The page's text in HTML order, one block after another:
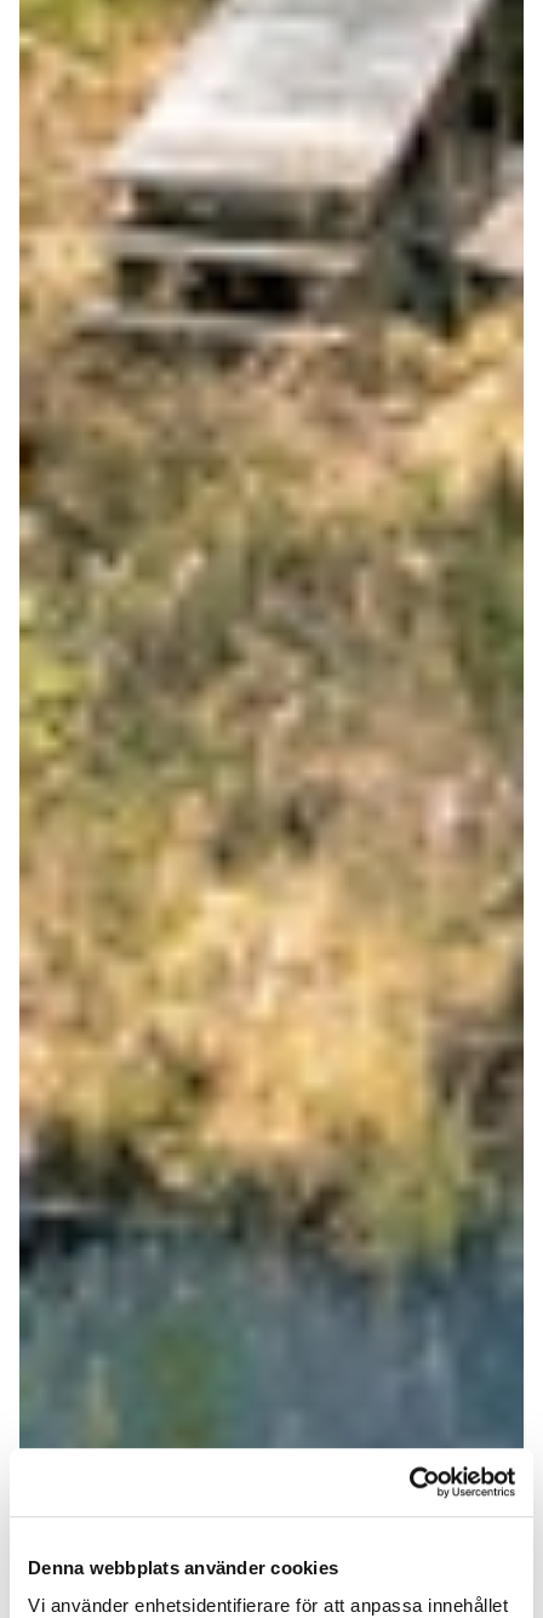
Denna webbplats använder cookies
Vi använder enhetsidentifierare för att anpassa innehållet